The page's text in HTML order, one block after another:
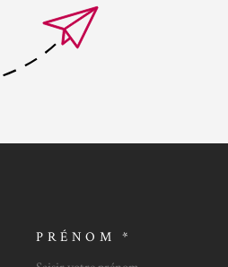
PRÉNOM *